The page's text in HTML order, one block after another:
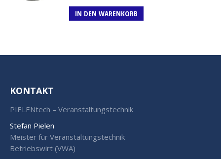
IN DEN WARENKORB
KONTAKT
PIELENtech – Veranstaltungstechnik
Stefan Pielen
Meister für Veranstaltungstechnik
Betriebswirt (VWA)